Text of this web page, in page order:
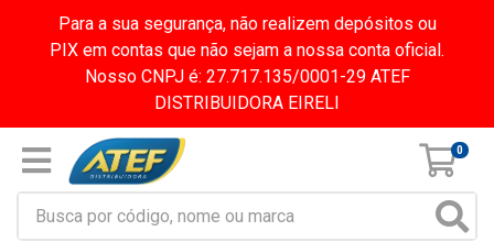
Para a sua segurança, não realizem depósitos ou
PIX em contas que não sejam a nossa conta oficial.
Nosso CNPJ é: 27.717.135/0001-29 ATEF
DISTRIBUIDORA EIRELI
0